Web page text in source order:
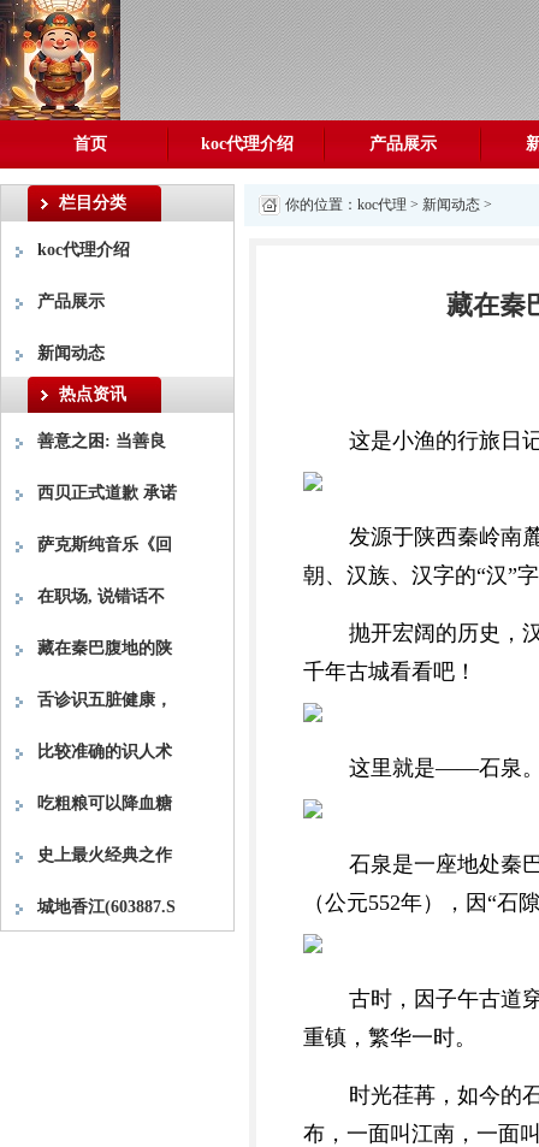
首页 koc代理介绍 产品展示
栏目分类
koc代理介绍
产品展示
新闻动态
热点资讯
善意之困: 当善良
西贝正式道歉 承诺
萨克斯纯音乐《回
在职场, 说错话不
藏在秦巴腹地的陕
舌诊识五脏健康，
比较准确的识人术
吃粗粮可以降血糖
史上最火经典之作
城地香江(603887.S
你的位置： koc代理 > 新闻动态 >
藏在秦
这是小渔的行旅日
发源于陕西秦岭南
朝、汉族、汉字的“汉”
抛开宏阔的历史，
千年古城看看吧！
这里就是——石泉
石泉是一座地处秦
（公元552年），因“石
古时，因子午古道
重镇，繁华一时。
时光荏苒，如今的
布，一面叫江南，一面